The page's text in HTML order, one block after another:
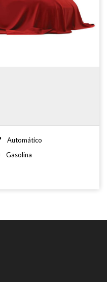
Automático
Gasolina